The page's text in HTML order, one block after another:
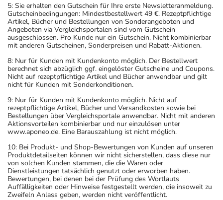
5: Sie erhalten den Gutschein für Ihre erste Newsletteranmeldung.
Gutscheinbedingungen: Mindestbestellwert 49 €. Rezeptpflichtige
Artikel, Bücher und Bestellungen von Sonderangeboten und
Angeboten via Vergleichsportalen sind vom Gutschein
ausgeschlossen. Pro Kunde nur ein Gutschein. Nicht kombinierbar
mit anderen Gutscheinen, Sonderpreisen und Rabatt-Aktionen.
8: Nur für Kunden mit Kundenkonto möglich. Der Bestellwert
berechnet sich abzüglich ggf. eingelöster Gutscheine und Coupons.
Nicht auf rezeptpflichtige Artikel und Bücher anwendbar und gilt
nicht für Kunden mit Sonderkonditionen.
9: Nur für Kunden mit Kundenkonto möglich. Nicht auf
rezeptpflichtige Artikel, Bücher und Versandkosten sowie bei
Bestellungen über Vergleichsportale anwendbar. Nicht mit anderen
Aktionsvorteilen kombinierbar und nur einzulösen unter
www.aponeo.de. Eine Barauszahlung ist nicht möglich.
10: Bei Produkt- und Shop-Bewertungen von Kunden auf unseren
Produktdetailseiten können wir nicht sicherstellen, dass diese nur
von solchen Kunden stammen, die die Waren oder
Dienstleistungen tatsächlich genutzt oder erworben haben.
Bewertungen, bei denen bei der Prüfung des Wortlauts
Auffälligkeiten oder Hinweise festgestellt werden, die insoweit zu
Zweifeln Anlass geben, werden nicht veröffentlicht.